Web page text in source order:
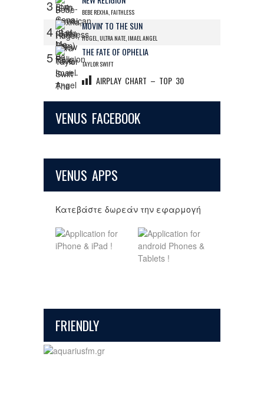
3 BEBE REXHA, FAITHLESS
4 MOVIN' TO THE SUN
HUGEL, ULTRA NATE, IMAEL ANGEL
5 THE FATE OF OPHELIA
TAYLOR SWIFT
AIRPLAY CHART – TOP 30
VENUS FACEBOOK
VENUS APPS
Κατεβάστε δωρεάν την εφαρμογή
FRIENDLY